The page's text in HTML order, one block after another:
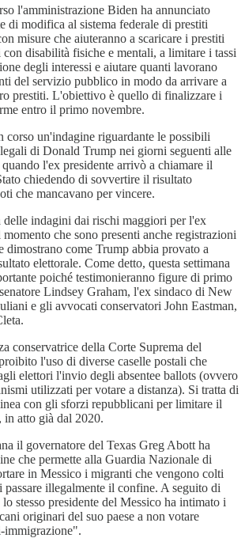
l'amministrazione Biden ha annunciato
di modifica al sistema federale di prestiti
misure che aiuteranno a scaricare i prestiti
disabilità fisiche e mentali, a limitare i tassi
degli interessi e aiutare quanti lavorano
del servizio pubblico in modo da arrivare a
prestiti. L'obiettivo è quello di finalizzare i
entro il primo novembre.
corso un'indagine riguardante le possibili
di Donald Trump nei giorni seguenti alle
l'ex presidente arrivò a chiamare il
chiedendo di sovvertire il risultato
che mancavano per vincere.
delle indagini dai rischi maggiori per l'ex
momento che sono presenti anche registrazioni
dimostrano come Trump abbia provato a
elettorale. Come detto, questa settimana
poiché testimonieranno figure di primo
Lindsey Graham, l'ex sindaco di New
e gli avvocati conservatori John Eastman,
conservatrice della Corte Suprema del
l'uso di diverse caselle postali che
elettori l'invio degli absentee ballots (ovvero
utilizzati per votare a distanza). Si tratta di
con gli sforzi repubblicani per limitare il
in atto già dal 2020.
il governatore del Texas Greg Abott ha
che permette alla Guardia Nazionale di
in Messico i migranti che vengono colti
passare illegalmente il confine. A seguito di
lo stesso presidente del Messico ha intimato i
originari del suo paese a non votare
immigrazione".